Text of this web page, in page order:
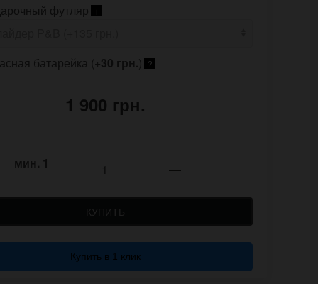
футляр
i
батарейка (+30 грн.) ?
1 900 грн.
мин. 1
КУПИТЬ
Купить в 1 клик